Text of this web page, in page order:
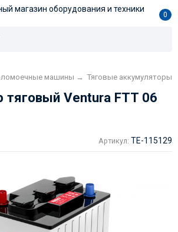
0
машины → Тяговые аккумуляторы
тяговый Ventura FTT 06
Артикул: TE-115129